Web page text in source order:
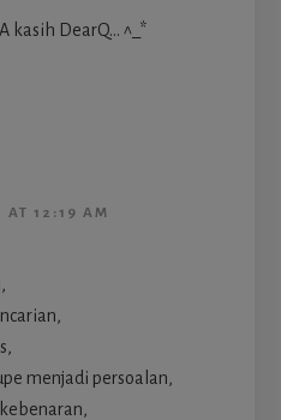
kasih DearQ… ^_*
AT 12:19 AM
menjadi persoalan,